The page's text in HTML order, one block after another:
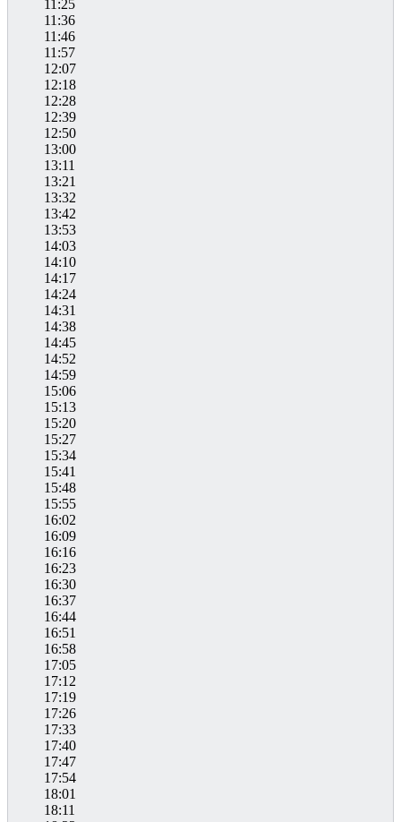
11:25
11:36
11:46
11:57
12:07
12:18
12:28
12:39
12:50
13:00
13:11
13:21
13:32
13:42
13:53
14:03
14:10
14:17
14:24
14:31
14:38
14:45
14:52
14:59
15:06
15:13
15:20
15:27
15:34
15:41
15:48
15:55
16:02
16:09
16:16
16:23
16:30
16:37
16:44
16:51
16:58
17:05
17:12
17:19
17:26
17:33
17:40
17:47
17:54
18:01
18:11